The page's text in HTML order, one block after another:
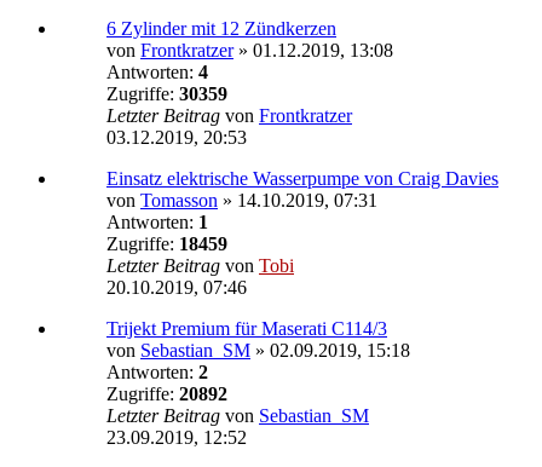
6 Zylinder mit 12 Zündkerzen
von Frontkratzer» 01.12.2019, 13:08
Antworten: 4
Zugriffe: 30359
Letzter Beitrag von Frontkratzer
03.12.2019, 20:53
Einsatz elektrische Wasserpumpe von Craig Davies
von Tomasson » 14.10.2019, 07:31
Antworten: 1
Zugriffe: 18459
Letzter Beitrag von Tobi
20.10.2019, 07:46
Trijekt Premium für Maserati C114/3
von Sebastian_SM » 02.09.2019, 15:18
Antworten: 2
Zugriffe: 20892
Letzter Beitrag von Sebastian_SM
23.09.2019, 12:52